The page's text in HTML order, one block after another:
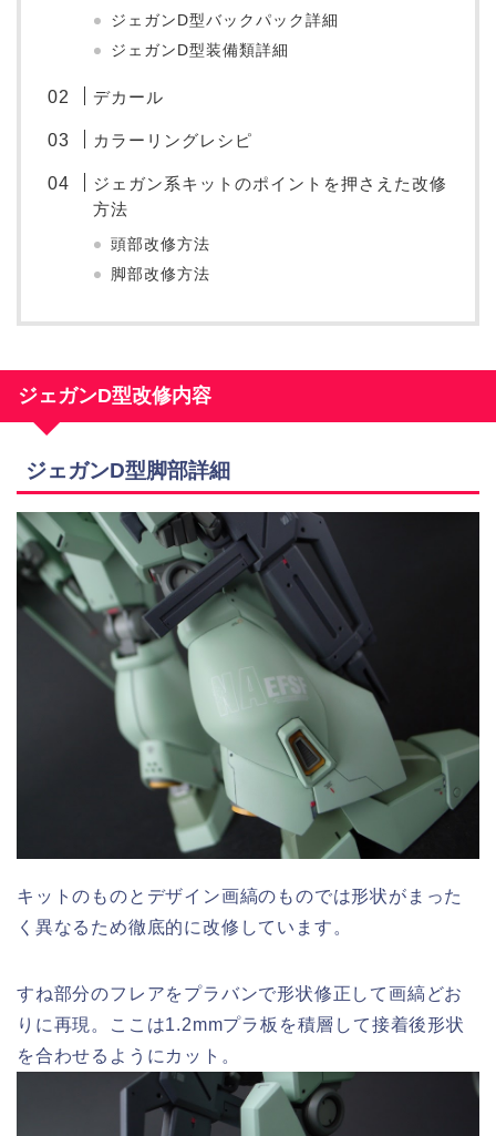
ジェガンD型バックパック詳細
ジェガンD型装備類詳細
デカール
カラーリングレシピ
ジェガン系キットのポイントを押さえた改修
方法
頭部改修方法
脚部改修方法
ジェガンD型改修内容
ジェガンD型脚部詳細
キットのものとデザイン画縞のものでは形状がまった
く異なるため徹底的に改修しています。
すね部分のフレアをプラバンで形状修正して画縞どお
りに再現。ここは1.2mmプラ板を積層して接着後形状
を合わせるようにカット。